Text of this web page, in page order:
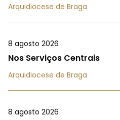
Arquidiocese de Braga
8 agosto 2026
Nos Serviços Centrais
Arquidiocese de Braga
8 agosto 2026